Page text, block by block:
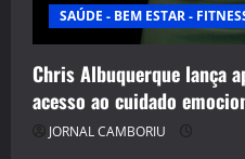
SAÚDE - BEM ESTAR -
Chris Albuquerque lança
acesso ao cuidado
JORNAL CAMBORIU